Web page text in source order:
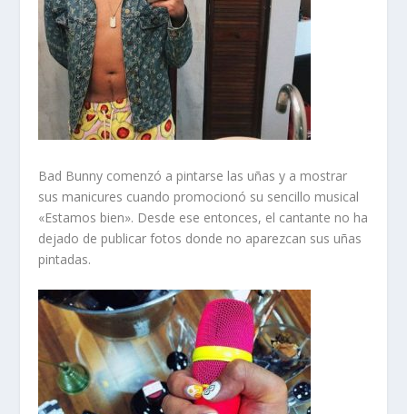
Bad Bunny comenzó a pintarse las uñas y a mostrar
sus manicures cuando promocionó su sencillo musical
«Estamos bien». Desde ese entonces, el cantante no ha
dejado de publicar fotos donde no aparezcan sus uñas
pintadas.